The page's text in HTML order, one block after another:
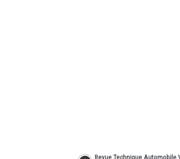
Revue Technique Automobile